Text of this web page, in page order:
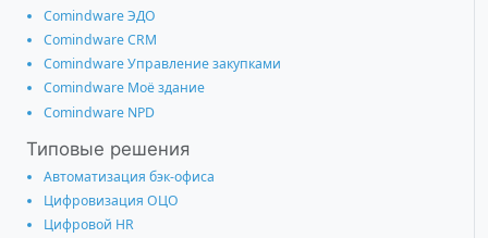
Comindware ЭДО
Comindware CRM
Comindware Управление закупками
Comindware Моё здание
Comindware NPD
Типовые решения
Автоматизация бэк-офиса
Цифровизация ОЦО
Цифровой HR